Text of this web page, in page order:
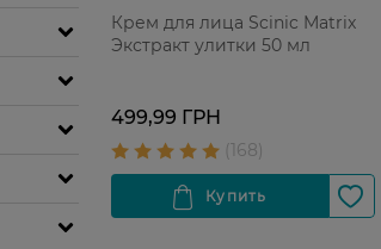
Крем для лица Scinic Matrix
Экстракт улитки 50 мл
499,99 ГРН